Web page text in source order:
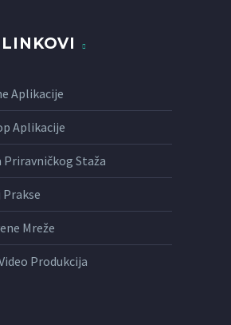
Aplikacije
Aplikacije
Priravničkog Staža
Prakse
Mreže
Produkcija